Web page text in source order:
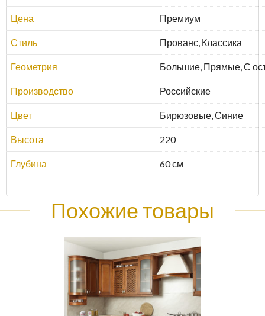
Цена Премиум
Стиль Прованс, Классика
Геометрия Большие, Прямые, С
Производство Российские
Цвет Бирюзовые, Синие
Высота 220
Глубина 60 см
Похожие товары